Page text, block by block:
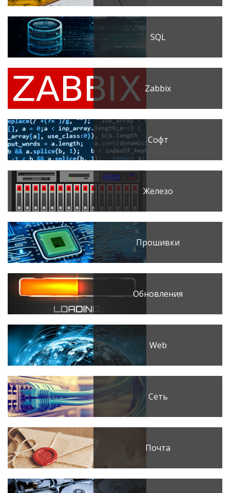
SQL
Zabbix
Софт
Железо
Прошивки
Обновления
Web
Сеть
Почта